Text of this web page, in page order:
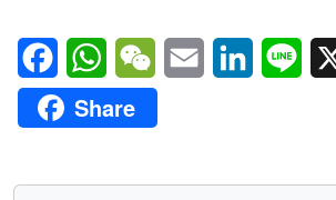
FacebookWhatsAppWeChatEmail LinkedInLine
Share